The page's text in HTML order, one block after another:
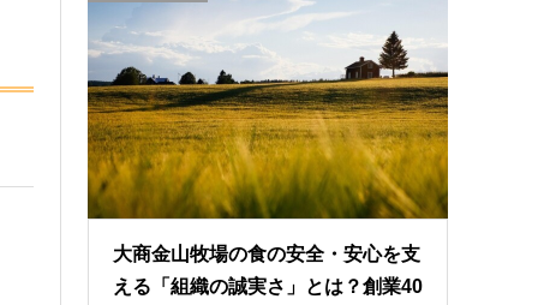
大商金山牧場の食の安全・安心を支
える「組織の誠実さ」とは？創業40